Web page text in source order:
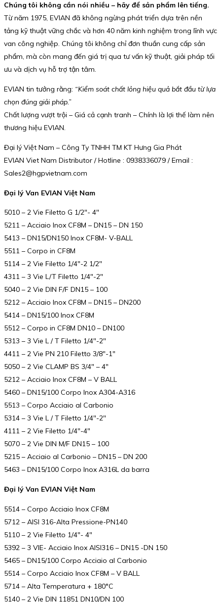
Chúng tôi không cần nói nhiều – hãy để sản phẩm lên tiếng.
Từ năm 1975, EVIAN đã không ngừng phát triển dựa trên nền
tảng kỹ thuật vững chắc và hơn 40 năm kinh nghiệm trong lĩnh vực
van công nghiệp. Chúng tôi không chỉ đơn thuần cung cấp sản
phẩm, mà còn mang đến giá trị qua tư vấn kỹ thuật, giải pháp tối
ưu và dịch vụ hỗ trợ tận tâm.
EVIAN tin tưởng rằng: “Kiểm soát chất lỏng hiệu quả bắt đầu từ lựa
chọn đúng giải pháp.”
Chất lượng vượt trội – Giá cả cạnh tranh – Chính là lợi thế làm nên
thương hiệu EVIAN.
Đại lý Việt Nam – Công Ty TNHH TM KT Hưng Gia Phát
EVIAN Viet Nam Distributor / Hotline : 0938336079 / Email :
Sales2@hgpvietnam.com
Đại lý Van EVIAN Việt Nam
5010 – 2 Vie Filetto G 1/2″- 4″
5211 – Acciaio Inox CF8M – DN15 – DN 150
5413 – DN15/DN150 Inox CF8M- V-BALL
5511 – Corpo in CF8M
5114 – 2 Vie Filetto 1/4″-2 1/2″
4311 – 3 Vie L/T Filetto 1/4″-2″
5040 – 2 Vie DIN F/F DN15 – 100
5212 – Acciaio Inox CF8M – DN15 – DN200
5414 – DN15/100 Inox CF8M
5512 – Corpo in CF8M DN10 – DN100
5313 – 3 Vie L / T Filetto 1/4″-2″
4411 – 2 Vie PN 210 Filetto 3/8″-1″
5050 – 2 Vie CLAMP BS 3/4″ – 4″
5212 – Acciaio Inox CF8M – V BALL
5460 – DN15/100 Corpo Inox A304-A316
5513 – Corpo Acciaio al Carbonio
5314 – 3 Vie L / T Filetto 1/4″-2″
4111 – 2 Vie Filetto 1/4″-4″
5070 – 2 Vie DIN M/F DN15 – 100
5215 – Acciaio al Carbonio – DN15 – DN 200
5463 – DN15/100 Corpo Inox A316L da barra
Đại lý Van EVIAN Việt Nam
5514 – Corpo Acciaio Inox CF8M
5712 – AISI 316-Alta Pressione-PN140
5110 – 2 Vie Filetto 1/4″- 4″
5392 – 3 VIE- Acciaio Inox AISI316 – DN15 -DN 150
5465 – DN15/100 Corpo Acciaio al Carbonio
5514 – Corpo Acciaio Inox CF8M – V BALL
5714 – Alta Temperatura + 180°C
5140 – 2 Vie DIN 11851 DN10/DN 100